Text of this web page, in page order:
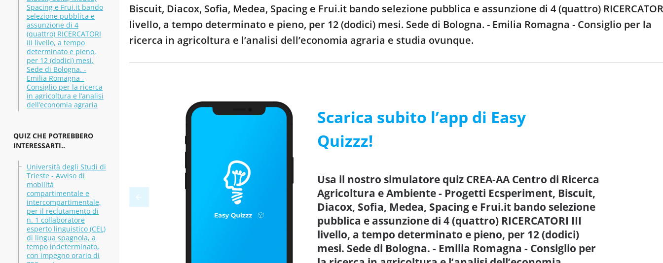
Spacing e Frui.it bando
selezione pubblica e
assunzione di 4
(quattro) RICERCATORI
III livello, a tempo
determinato e pieno,
per 12 (dodici) mesi.
Sede di Bologna. -
Emilia Romagna -
Consiglio per la ricerca
in agricoltura e l’analisi
dell’economia agraria
QUIZ CHE POTREBBERO
INTERESSARTI..
Università degli Studi di
Trieste - Avviso di
mobilità
compartimentale e
intercompartimentale,
per il reclutamento di
n. 1 collaboratore
esperto linguistico (CEL)
di lingua spagnola, a
tempo indeterminato,
con impegno orario di
Biscuit, Diacox, Sofia, Medea, Spacing e Frui.it bando selezione pubblica e assunzione di 4 (quattro)
livello, a tempo determinato e pieno, per 12 (dodici) mesi. Sede di Bologna. - Emilia Romagna - Consiglio per la
ricerca in agricoltura e l’analisi dell’economia agraria e studia ovunque.
Scarica subito l’app di Easy
Quizzz!
Usa il nostro simulatore quiz CREA-AA Centro di Ricerca
Agricoltura e Ambiente - Progetti Ecsperiment, Biscuit,
Diacox, Sofia, Medea, Spacing e Frui.it bando selezione
pubblica e assunzione di 4 (quattro) RICERCATORI III
livello, a tempo determinato e pieno, per 12 (dodici)
mesi. Sede di Bologna. - Emilia Romagna - Consiglio per